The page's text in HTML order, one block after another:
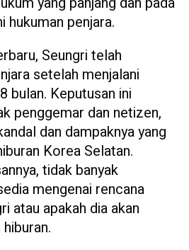
hukuman penjara.
Seungri telah
setelah menjalani
bulan. Keputusan ini
penggemar dan netizen,
dan dampaknya yang
Korea Selatan.
tidak banyak
mengenai rencana
atau apakah dia akan